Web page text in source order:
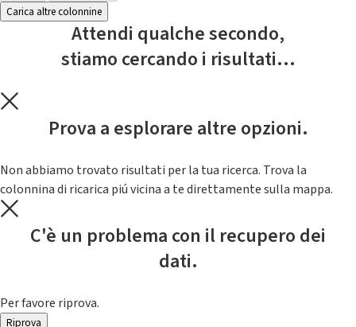
Carica altre colonnine
Attendi qualche secondo,
stiamo cercando i risultati...
Prova a esplorare altre opzioni.
Non abbiamo trovato risultati per la tua ricerca. Trova la
colonnina di ricarica piú vicina a te direttamente sulla mappa.
C'è un problema con il recupero dei
dati.
Per favore riprova.
Riprova